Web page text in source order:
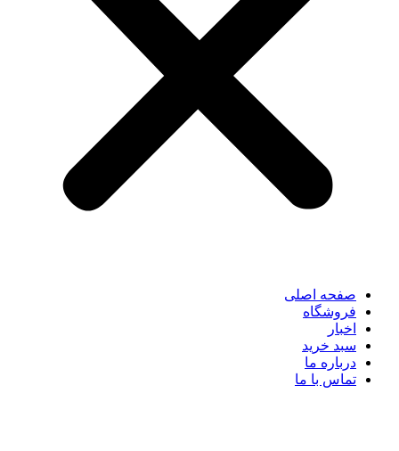
صفحه اصلی
فروشگاه
اخبار
سبد خرید
درباره ما
تماس با ما